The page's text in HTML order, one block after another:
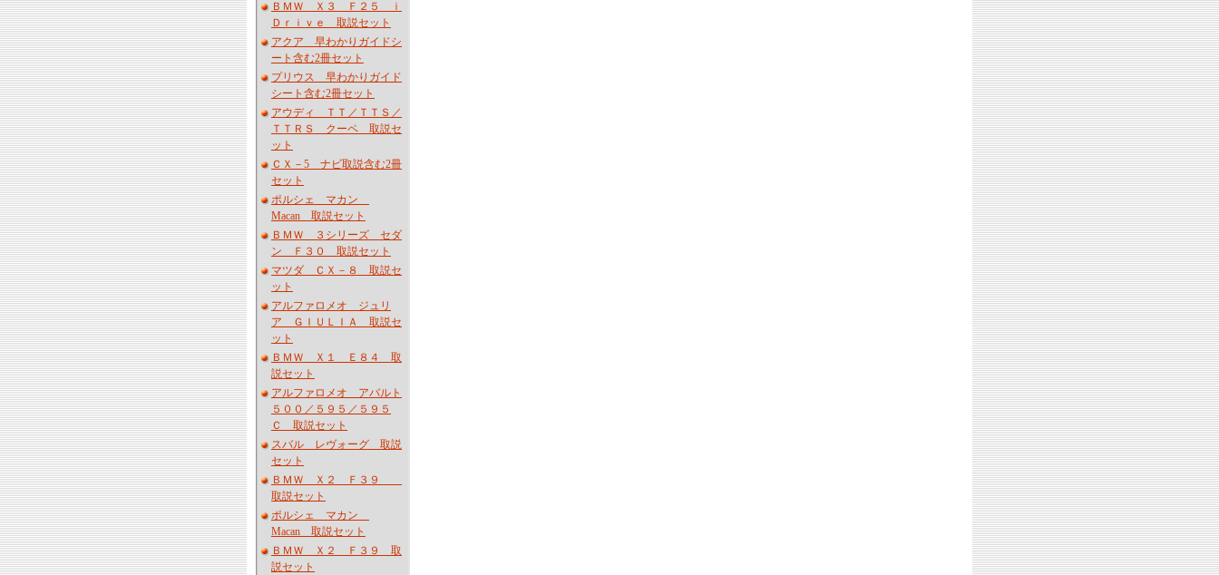
ＢＭＷ Ｘ３ Ｆ２５ ｉ
Ｄｒｉｖｅ 取説セット
アクア 早わかりガイドシ
ート含む2冊セット
プリウス 早わかりガイド
シート含む2冊セット
アウディ ＴＴ／ＴＴＳ／
ＴＴＲＳ クーペ 取説セ
ット
ＣＸ－5 ナビ取説含む2冊
セット
ポルシェ マカン
Macan 取説セット
ＢＭＷ ３シリーズ セダ
ン Ｆ３０ 取説セット
マツダ ＣＸ－８ 取説セ
ット
アルファロメオ ジュリ
ア ＧＩＵＬＩＡ 取説セ
ット
ＢＭＷ Ｘ１ Ｅ８４ 取
説セット
アルファロメオ アバルト
５００／５９５／５９５
Ｃ 取説セット
スバル レヴォーグ 取説
セット
ＢＭＷ Ｘ２ Ｆ３９
取説セット
ポルシェ マカン
Macan 取説セット
ＢＭＷ Ｘ２ Ｆ３９ 取
説セット